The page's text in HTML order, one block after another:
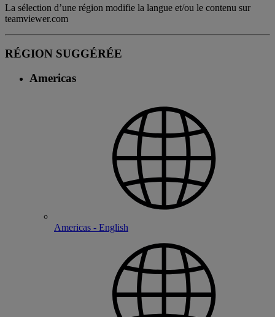
La sélection d’une région modifie la langue et/ou le contenu sur
teamviewer.com
RÉGION SUGGÉRÉE
Americas
Americas - English